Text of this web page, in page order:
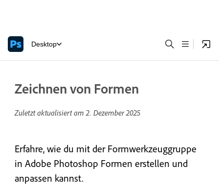
Desktop
Zeichnen von Formen
Zuletzt aktualisiert am2. Dezember 2025
Erfahre, wie du mit der Formwerkzeuggruppe
in Adobe Photoshop Formen erstellen und
anpassen kannst.